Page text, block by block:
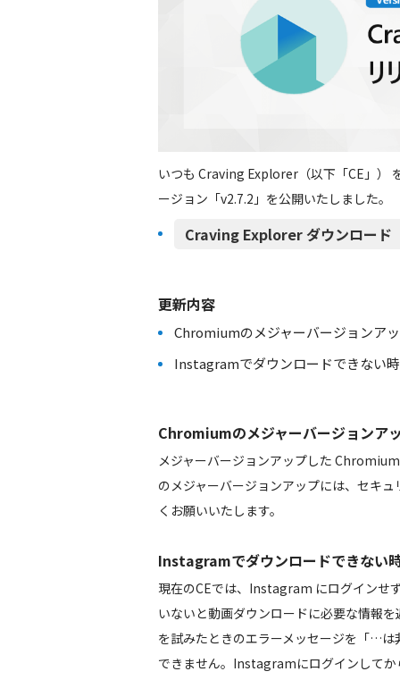
いつも Craving Explorer（以下「CE」）
ージョン「v2.7.2」を公開いたしました。
Craving Explorer ダウンロー
更新内容
Chromiumのメジャーバージョンアッ
Instagramでダウンロードできない
Chromiumのメジャーバージョンア
メジャーバージョンアップした
のメジャーバージョンアップには、セキ
くお願いいたします。
Instagramでダウンロードできない
現在のCEでは、Instagram にログインせ
いないと動画ダウンロードに必要な情報
を試みたときのエラーメッセージを「…
できません。Instagramにログインして